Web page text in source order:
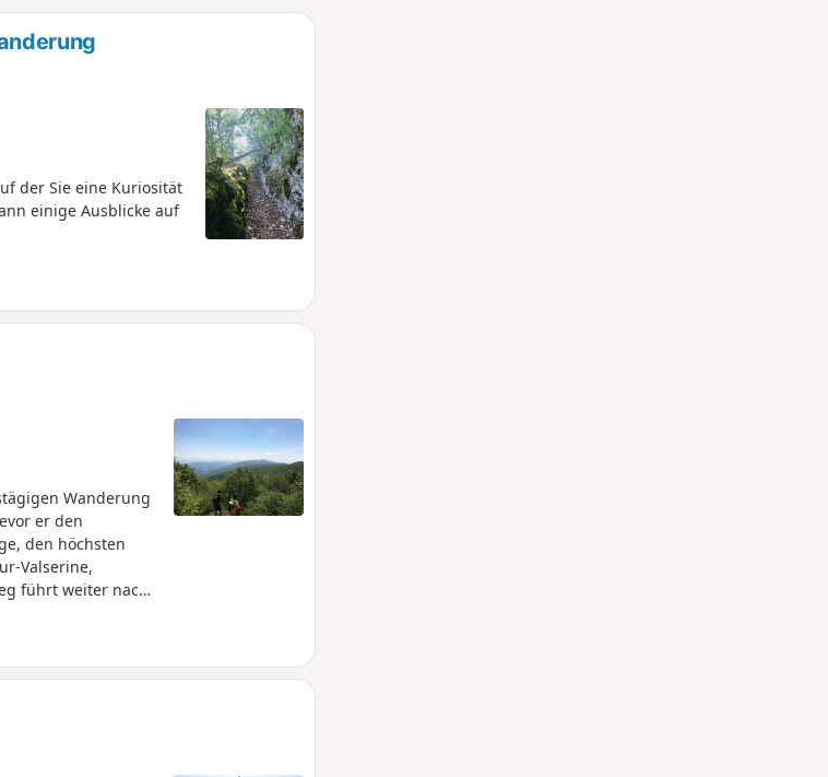
der Sie eine Kuriosität
einige Ausblicke auf
Wanderung
er den
den höchsten
Valserine,
führt weiter nach
Nationale
Hunde sind
halten Sie sich